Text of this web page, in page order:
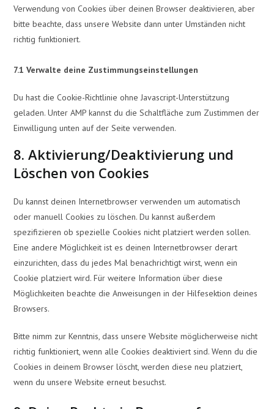
Verwendung von Cookies über deinen Browser deaktivieren, aber
bitte beachte, dass unsere Website dann unter Umständen nicht
richtig funktioniert.
7.1 Verwalte deine Zustimmungseinstellungen
Du hast die Cookie-Richtlinie ohne Javascript-Unterstützung
geladen. Unter AMP kannst du die Schaltfläche zum Zustimmen der
Einwilligung unten auf der Seite verwenden.
8. Aktivierung/Deaktivierung und
Löschen von Cookies
Du kannst deinen Internetbrowser verwenden um automatisch
oder manuell Cookies zu löschen. Du kannst außerdem
spezifizieren ob spezielle Cookies nicht platziert werden sollen.
Eine andere Möglichkeit ist es deinen Internetbrowser derart
einzurichten, dass du jedes Mal benachrichtigt wirst, wenn ein
Cookie platziert wird. Für weitere Information über diese
Möglichkeiten beachte die Anweisungen in der Hilfesektion deines
Browsers.
Bitte nimm zur Kenntnis, dass unsere Website möglicherweise nicht
richtig funktioniert, wenn alle Cookies deaktiviert sind. Wenn du die
Cookies in deinem Browser löscht, werden diese neu platziert,
wenn du unsere Website erneut besuchst.